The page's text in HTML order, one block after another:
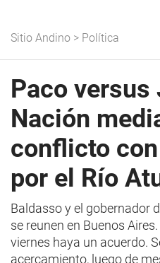
Sitio Andino > Política
Paco versus
Nación
conflicto
por el Río
Baldasso y el gobernador
se reunen en Buenos
viernes haya un acuerdo.
acercamiento, luego de